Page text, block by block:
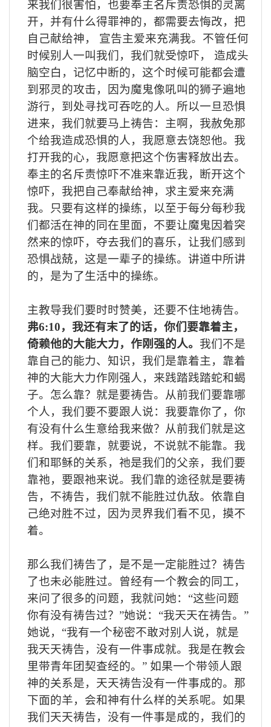
来我们很害怕，也要奉主名斥责恐惧的灵离
开，并有什么得罪神的，都需要去悔改，把
自己献给神，
宣告主爱来充满我。不管任何
时候别人一叫我们，我们就受惊吓，
造成头
脑空白，记忆中断的，这个时候可能都会遭
到邪灵的攻击，因为魔鬼像吼叫的狮子遍地
游行，到处寻找可吞吃的人。所以一旦恐惧
进来，我们就要马上祷告：主啊，我赦免那
个给我造成恐惧的人，我愿意去饶恕他。我
打开我的心，我愿意把这个伤害释放出去。
奉主的名斥责惊吓不准来靠近我，断开这个
惊吓，我把自己奉献给神，求主爱来充满
我。只要有这样的操练，以至于每分每秒我
们都活在神的同在里面，不要让魔鬼因着突
然来的惊吓，夺去我们的喜乐，让我们感到
恐惧战兢，这是一辈子的操练。讲道中所讲
的，是为了生活中的操练。
主教导我们要时时赞美，还要不住地祷告。
弗6:10，我还有末了的话，你们要靠着主，
倚赖他的大能大力，作刚强的人。 我们不是
靠自己的能力、知识，我们是靠着主，靠着
神的大能大力作刚强人，来践踏践踏蛇和蝎
子。怎么靠？就是要祷告。从前我们要靠哪
个人，我们要不要跟人说：我要靠你了，你
有没有什么生意给我来做？从前我们就是这
样。我们要靠，就要说，不说就不能靠。我
们和耶稣的关系，祂是我们的父亲，我们要
靠祂，要跟祂来说。我们靠的途径就是要祷
告，不祷告，我们就不能胜过仇敌。依靠自
己绝对胜不过，因为灵界我们看不见，摸不
着。
那么我们祷告了，是不是一定能胜过？祷告
了也未必能胜过。曾经有一个教会的同工，
来问了很多的问题，我就问她：“这些问题
你有没有祷告过？”她说：“我天天在祷告。”
她说，“我有一个秘密不敢对别人说，就是
我天天祷告，没有一件事成就。我是在教会
里带青年团契查经的。” 如果一个带领人跟
神的关系是，天天祷告没有一件事成的。那
下面的羊，会和神有什么样的关系呢。如果
我们天天祷告，没有一件事是成的，我们的